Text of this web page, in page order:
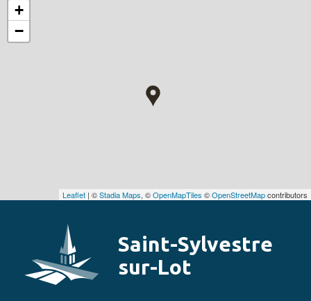
Saint-Sylvestre
sur-Lot
+
−
Leaflet | ©Stadia Maps, ©OpenMapTiles ©OpenStreetMapcontributors